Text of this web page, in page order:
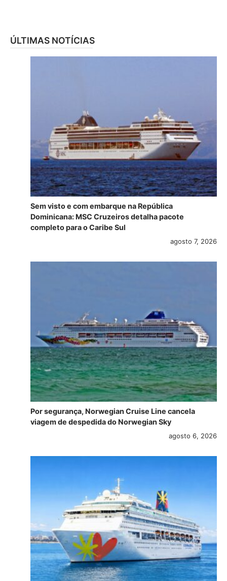
ÚLTIMAS NOTÍCIAS
Sem visto e com embarque na República
Dominicana: MSC Cruzeiros detalha pacote
completo para o Caribe Sul
agosto 7, 2026
Por segurança, Norwegian Cruise Line cancela
viagem de despedida do Norwegian Sky
agosto 6, 2026